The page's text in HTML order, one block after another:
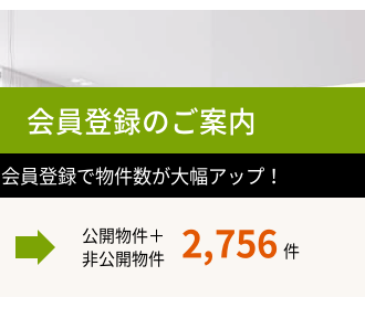
会員登録のご案内
会員登録で物件数が大幅アップ！
公開物件＋
非公開物件
2,756 件